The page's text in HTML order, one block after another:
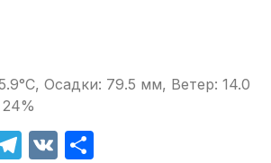
Осадки: 79.5 мм, Ветер: 14.0
Telegram
VK